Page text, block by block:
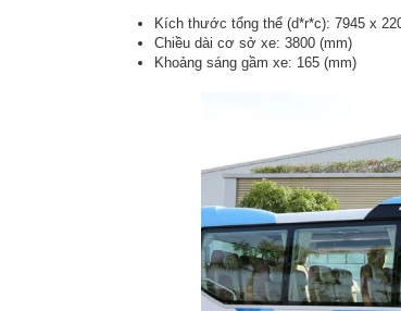
Kích thước tổng thể (d*r*c): 7945 x
Chiều dài cơ sở xe: 3800 (mm)
Khoảng sáng gầm xe: 165 (mm)